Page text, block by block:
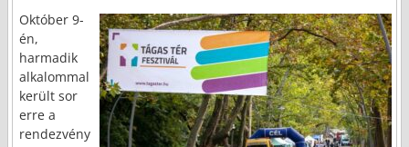
Október 9-
én,
harmadik
alkalommal
került sor
erre a
rendezvény